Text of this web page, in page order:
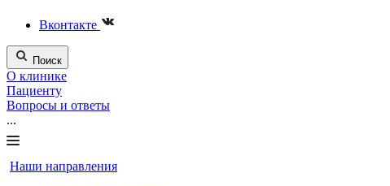
Вконтакте
Поиск
О клинике
Пациенту
Вопросы и ответы
...
Наши направления